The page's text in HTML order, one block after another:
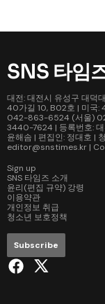
SNS 타임
대전: 대전시 유성구 대덕
40가길 10, B02호 | 미국:
042-863-6524 (서울)
3440-7624 | 등록번호: 대
윤해솜 | 편집인: 정대호 |
editor@snstimes.kr |
Sign up
SNS 타임즈 소개
윤리(편집 규약) 강령
이용약관
개인정보 취급
청소년 보호정책
Subscribe